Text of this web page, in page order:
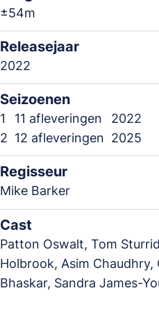
±54m
Releasejaar
2022
Seizoenen
1 11 afleveringen
2022
2 12 afleveringen 2025
Regisseur
Mike Barker
Cast
Patton Oswalt, Tom
Holbrook, Asim Chaudhry,
Bhaskar, Sandra James-